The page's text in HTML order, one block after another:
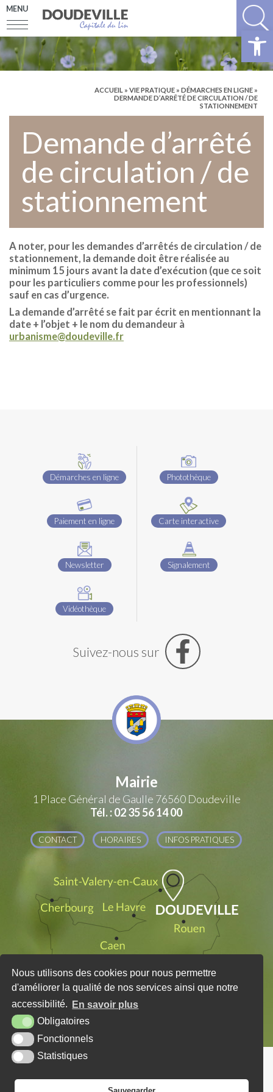
Nous utilisons des cookies pour nous permettre
d'améliorer la qualité de nos services ainsi que notre
accessibilité.
En savoir plus
Obligatoires
Fonctionnels
Statistiques
MENU
ACCUEIL » VIE PRATIQUE » DÉMARCHES EN LIGNE »
DERMANDE D’ARRÊTÉ DE CIRCULATION / DE
STATIONNEMENT
Demande d’arrêté
de circulation / de
stationnement
A noter, pour les demandes d’arrêtés de circulation / de
stationnement, la demande doit être réalisée au
minimum 15 jours avant la date d’exécution (que ce soit
pour les particuliers comme pour les professionnels)
sauf en cas d’urgence.
La demande d’arrêté se fait par écrit en mentionnant la
date + l’objet + le nom du demandeur à
urbanisme@doudeville.fr
Démarches en ligne
Paiement en ligne
Newsletter
Vidéothèque
Photothèque
Carte interactive
Signalement
Suivez-nous sur
Mairie
1 Place Général de Gaulle 76560 Doudeville
Tél. : 02 35 56 14 00
CONTACT HORAIRES INFOS PRATIQUES